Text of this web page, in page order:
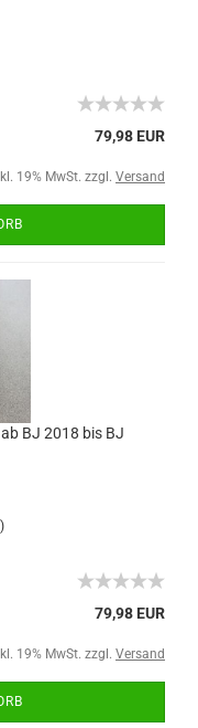
79,98 EUR
19% MwSt. zzgl. Versand
BJ 2018 bis BJ
79,98 EUR
19% MwSt. zzgl. Versand